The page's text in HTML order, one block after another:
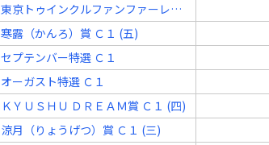
東京トゥインクルファンファーレ賞
Ｃ１ (四)
寒露（かんろ）賞 Ｃ１ (五)
セプテンバー特選 Ｃ１
オーガスト特選 Ｃ１
ＫＹＵＳＨＵ ＤＲＥＡＭ賞 Ｃ１ (四)
涼月（りょうげつ）賞 Ｃ１ (三)